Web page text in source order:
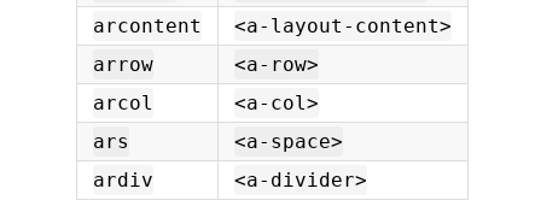
arcontent
<a-layout-content>
arrow
<a-row>
arcol
<a-col>
ars
<a-space>
ardiv
<a-divider>